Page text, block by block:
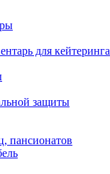
для кейтеринга
защиты
пансионатов